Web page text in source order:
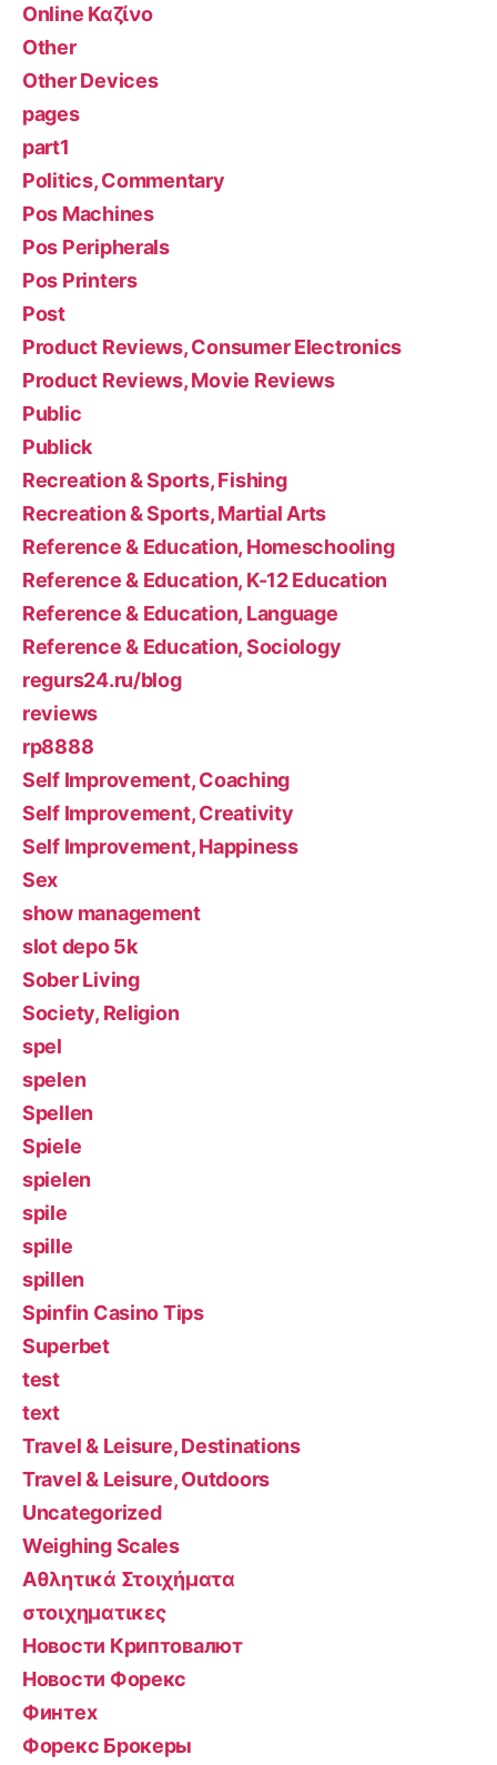
Online Καζίνο
Other
Other Devices
pages
part1
Politics, Commentary
Pos Machines
Pos Peripherals
Pos Printers
Post
Product Reviews, Consumer Electronics
Product Reviews, Movie Reviews
Public
Publick
Recreation & Sports, Fishing
Recreation & Sports, Martial Arts
Reference & Education, Homeschooling
Reference & Education, K-12 Education
Reference & Education, Language
Reference & Education, Sociology
regurs24.ru/blog
reviews
rp8888
Self Improvement, Coaching
Self Improvement, Creativity
Self Improvement, Happiness
Sex
show management
slot depo 5k
Sober Living
Society, Religion
spel
spelen
Spellen
Spiele
spielen
spile
spille
spillen
Spinfin Casino Tips
Superbet
test
text
Travel & Leisure, Destinations
Travel & Leisure, Outdoors
Uncategorized
Weighing Scales
Αθλητικά Στοιχήματα
στοιχηματικες
Новости Криптовалют
Новости Форекс
Финтех
Форекс Брокеры